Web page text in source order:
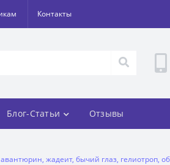
Контакты
Блог-Статьи Отзывы
жадеит, бычий глаз, гелиотроп,